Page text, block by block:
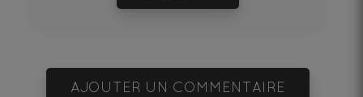
AJOUTER UN COMMENTAIRE